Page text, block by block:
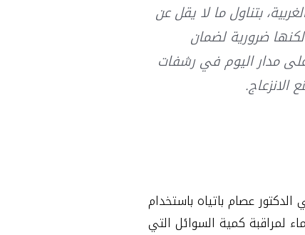
بتناول ما لا يقل عن
ضرورية لضمان
مدار اليوم في رشفات
عصام باتياه باستخدام
لمراقبة كمية السوائل التي